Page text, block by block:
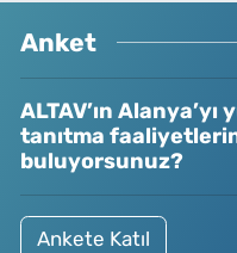
Anket
ALTAV’ın
tanıtma
buluyorsunuz?
Ankete Katıl